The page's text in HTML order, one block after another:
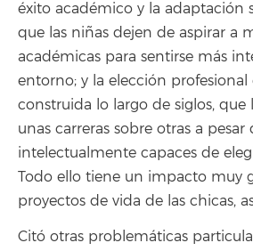
éxito académico y la adaptación
que las niñas dejen de aspirar a
académicas para sentirse más
entorno; y la elección profesional
construida lo largo de siglos, que
unas carreras sobre otras a pesar
intelectualmente capaces de
Todo ello tiene un impacto muy
proyectos de vida de las chicas,
Citó otras problemáticas